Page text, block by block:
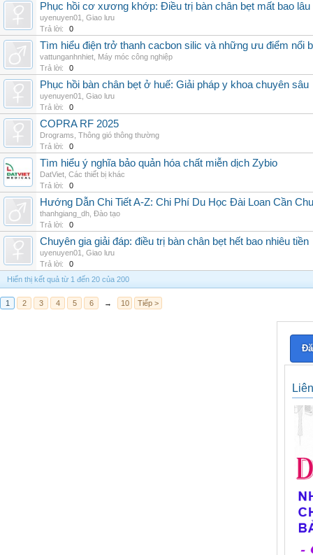
Phục hồi cơ xương khớp: Điều trị bàn chân bẹt mất bao lâu
uyenuyen01
Giao lưu
Trả lời:
0
Tìm hiểu điện trở thanh cacbon silic và những ưu điểm nổi
vattunganhnhiet Máy móc công nghiệp
Trả lời:
0
Phục hồi bàn chân bẹt ở huế: Giải pháp y khoa chuyên sâu
uyenuyen01
Giao lưu
Trả lời:
0
COPRA RF 2025
Drograms Thông gió thông thường
Trả lời:
0
Tìm hiểu ý nghĩa bảo quản hóa chất miễn dịch Zybio
DatViet Các thiết bị khác
Trả lời:
0
Hướng Dẫn Chi Tiết A-Z: Chi Phí Du Học Đài Loan Cần
thanhgiang_dh Đào tạo
Trả lời:
0
Chuyên gia giải đáp: điều trị bàn chân bẹt hết bao nhiêu tiền
uyenuyen01
Giao lưu
Trả lời:
0
Hiển thị kết quả từ 1 đến 20 của 200
1 2 3 4 5 6 → 10 Tiếp >